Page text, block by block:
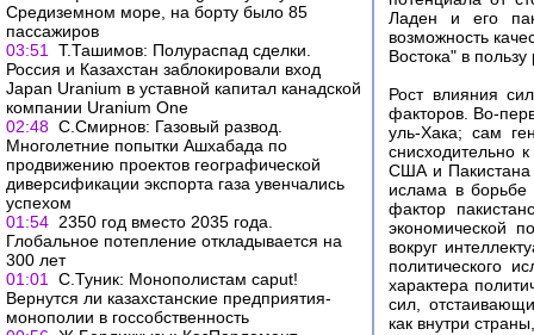
Средиземном море, на борту было 85
пассажиров
03:51
Т.Ташимов: Полураспад сделки.
Россия и Казахстан заблокировали вход
Japan Uranium в уставной капитал канадской
компании Uranium One
02:48 С.Смирнов: Газовый развод.
Многолетние попытки Ашхабада по
продвижению проектов географической
диверсификации экспорта газа увенчались
успехом
01:54 2350 год вместо 2035 года.
Глобальное потепление откладывается на
300 лет
01:01
С.Туник: Монополистам caput!
Вернутся ли казахстанские предприятия-
монополии в госсобственность
Ладен и его
возможность
Востока" в
Рост влияния
факторов. Во-
уль-Хака; сам
снисходительно
США и Пакистана
ислама в борьбе
фактор
экономической
вокруг
политического
характера
сил,
как внутри